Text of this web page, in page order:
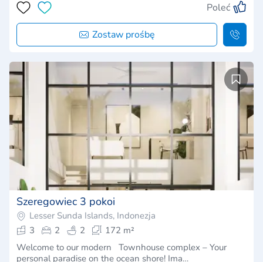
Poleć
Zostaw prośbę
Szeregowiec 3 pokoi
Lesser Sunda Islands, Indonezja
3
2 2
172 m²
Welcome to our modern Townhouse complex – Your
personal paradise on the ocean shore! Ima…